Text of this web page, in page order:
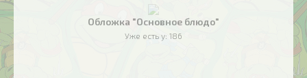
Обложка "Основное блюдо"
Уже есть у: 186